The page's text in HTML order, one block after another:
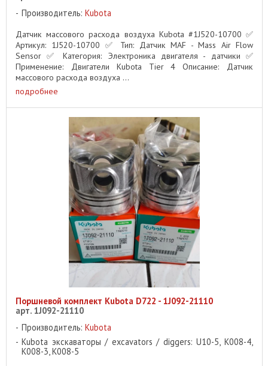
Производитель: Kubota
Датчик массового расхода воздуха Kubota #1J520-10700 ✅
Артикул: 1J520-10700 ✅ Тип: Датчик MAF - Mass Air Flow
Sensor ✅ Категория: Электроника двигателя - датчики ✅
Применение: Двигатели Kubota Tier 4 Описание: Датчик
массового расхода воздуха ...
подробнее
Поршневой комплект Kubota D722 - 1J092-21110
арт. 1J092-21110
Производитель: Kubota
Kubota экскаваторы / excavators / diggers: U10-5, K008-4,
K008-3, K008-5